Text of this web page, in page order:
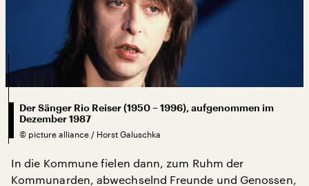
Der Sänger Rio Reiser (1950 – 1996), aufgenommen im
Dezember 1987
© picture alliance / Horst Galuschka
In die Kommune fielen dann, zum Ruhm der
Kommunarden, abwechselnd Freunde und Genossen,